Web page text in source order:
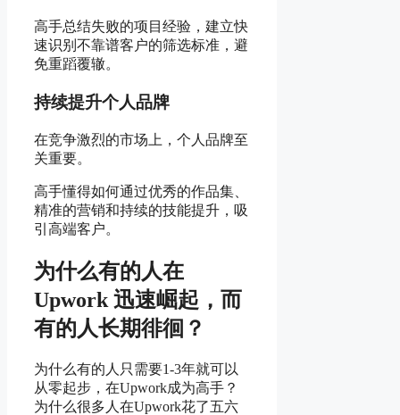
高手总结失败的项目经验，建立快
速识别不靠谱客户的筛选标准，避
免重蹈覆辙。
持续提升个人品牌
在竞争激烈的市场上，个人品牌至
关重要。
高手懂得如何通过优秀的作品集、
精准的营销和持续的技能提升，吸
引高端客户。
为什么有的人在
Upwork 迅速崛起，而
有的人长期徘徊？
为什么有的人只需要1-3年就可以
从零起步，在Upwork成为高手？
为什么很多人在Upwork花了五六